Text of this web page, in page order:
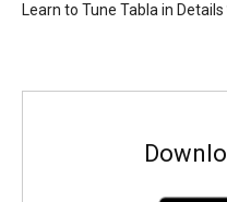
Learn to Tune Tabla in Details